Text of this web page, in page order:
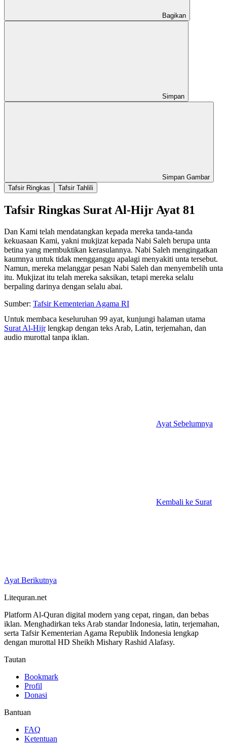
Bagikan
Simpan
Simpan Gambar
Tafsir Ringkas
Tafsir Tahlili
Tafsir Ringkas Surat Al-Hijr Ayat 81
Dan Kami telah mendatangkan kepada mereka tanda-tanda
kekuasaan Kami, yakni mukjizat kepada Nabi Saleh berupa unta
betina yang membuktikan kerasulannya. Nabi Saleh mengingatkan
kaumnya untuk tidak mengganggu apalagi menyakiti unta tersebut.
Namun, mereka melanggar pesan Nabi Saleh dan menyembelih unta
itu. Mukjizat itu telah mereka saksikan, tetapi mereka selalu
berpaling darinya dengan selalu abai.
Sumber: Tafsir Kementerian Agama RI
Untuk membaca keseluruhan 99 ayat, kunjungi halaman utama
Surat Al-Hijrlengkap dengan teks Arab, Latin, terjemahan, dan
audio murottal tanpa iklan.
Ayat Sebelumnya
Kembali ke Surat
Ayat Berikutnya
Litequran.net
Platform Al-Quran digital modern yang cepat, ringan, dan bebas
iklan. Menghadirkan teks Arab standar Indonesia, latin, terjemahan,
serta Tafsir Kementerian Agama Republik Indonesia lengkap
dengan murottal HD Sheikh Mishary Rashid Alafasy.
Tautan
Bookmark
Profil
Donasi
Bantuan
FAQ
Ketentuan